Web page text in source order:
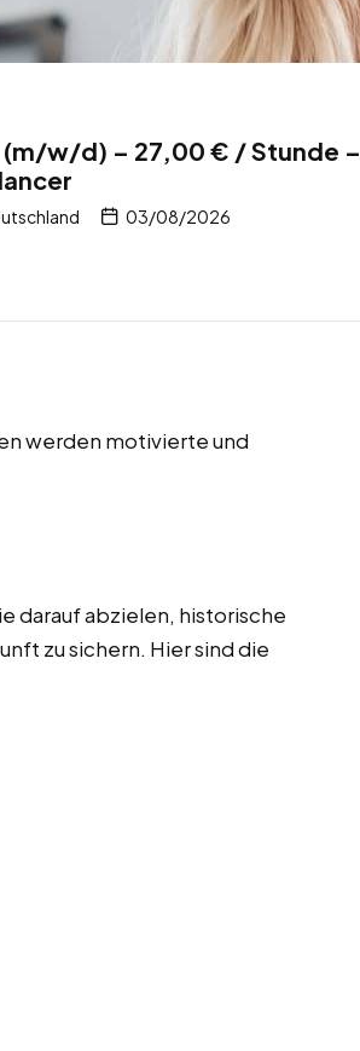
w/d) – 27,00 € / Stunde –
03/08/2026
werden motivierte und
darauf abzielen, historische
zu sichern. Hier sind die